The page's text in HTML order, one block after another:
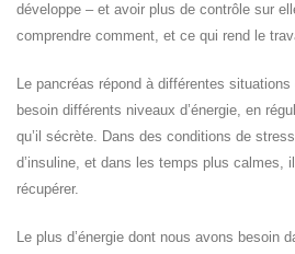
développe – et avoir plus de contrôle sur
comprendre comment, et ce qui rend le
Le pancréas répond à différentes
besoin différents niveaux d’énergie, en
qu’il sécrète. Dans des conditions de
d’insuline, et dans les temps plus calmes,
récupérer.
Le plus d’énergie dont nous avons besoin